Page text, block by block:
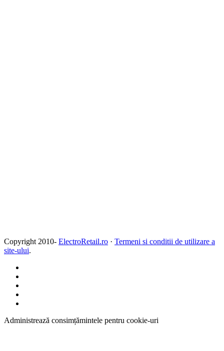
Copyright 2010- ElectroRetail.ro · Termeni si conditii de utilizare a
site-ului.
Administrează consimțămintele pentru cookie-uri